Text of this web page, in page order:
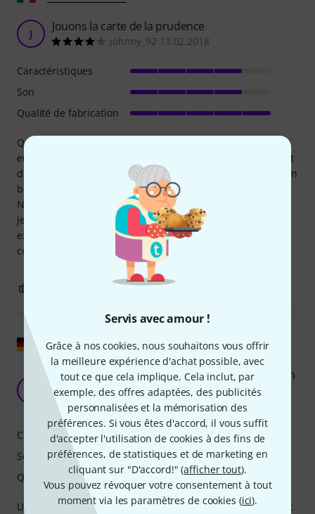
Servis avec amour !
Grâce à nos cookies, nous souhaitons vous offrir
la meilleure expérience d'achat possible, avec
tout ce que cela implique. Cela inclut, par
exemple, des offres adaptées, des publicités
personnalisées et la mémorisation des
préférences. Si vous êtes d'accord, il vous suffit
d'accepter l'utilisation de cookies à des fins de
préférences, de statistiques et de marketing en
cliquant sur "D'accord!" (afficher tout).
Vous pouvez révoquer votre consentement à tout
moment via les paramètres de cookies (ici).
J Jouons la carte de la prudence
johnny_92 13.02.2018
Quand j'ai dû acheter un micro pour ma grosse caisse, j'ai
eu l'embarras du choix parmi une multitude de marques et
de modèles. J'ai donc opté pour la sécurité, en cherchant un
bon rapport qualité-prix. Je voulais le produit idéal !
Naturellement, je me suis tourné vers Shure, marque dont
je possède déjà d'autres micros. Le son est vraiment
excellent et la fabrication irréprochable ! Un très bon
compromis entre prix et qualité ! Je recommande !
Caractéristiques
Son
Qualité de fabrication
SIGNALER L'ÉVALUATION
Afficher l'original
Excellent microphone BD, en rien inférieur à son
grand frère !
Eyezen 15.02.2025
Utilisez-le avec des grosses caisses de 20 et 18 pouces avec
Caractéristiques
Son
Qualité de fabrication